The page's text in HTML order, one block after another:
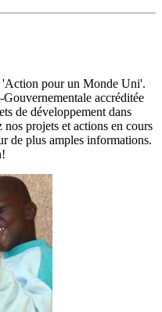
'Action pour un Monde Uni'.
accréditée
de développement dans
projets et actions en cours
de plus amples informations.